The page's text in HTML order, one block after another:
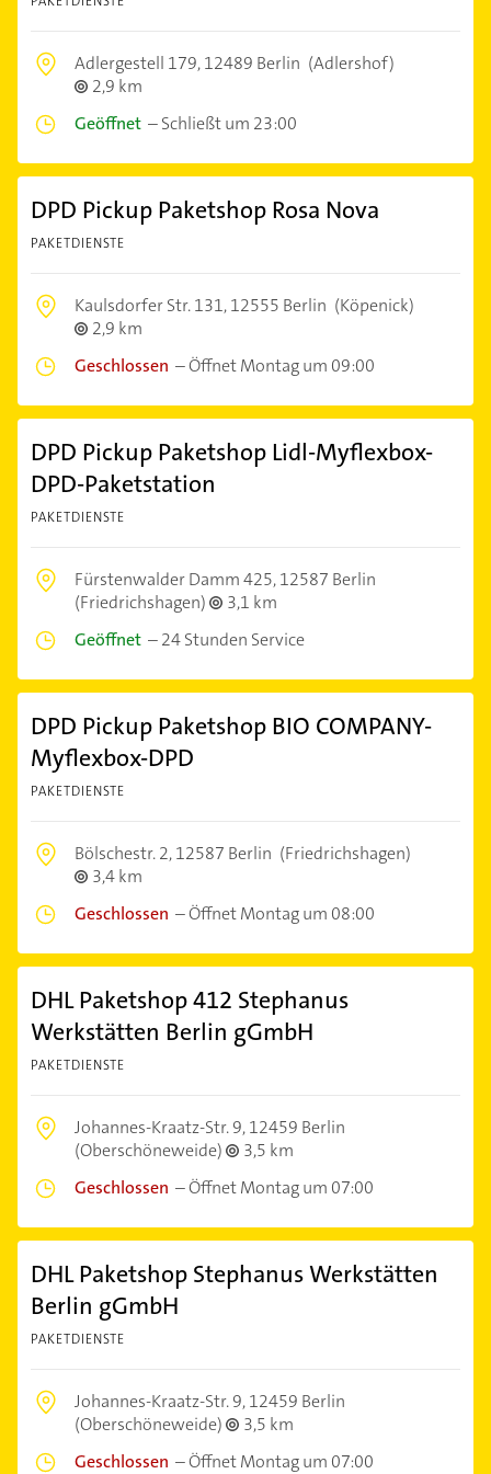
Adlergestell 179,12489 Berlin (Adlershof)
2,9 km
Geöffnet –Schließt um 23:00
DPD Pickup Paketshop Rosa Nova
PAKETDIENSTE
Kaulsdorfer Str. 131,12555 Berlin (Köpenick)
2,9 km
Geschlossen –Öffnet Montag um 09:00
DPD Pickup Paketshop Lidl-Myflexbox-
DPD-Paketstation
PAKETDIENSTE
Fürstenwalder Damm 425,12587 Berlin
(Friedrichshagen)
3,1 km
Geöffnet –24 Stunden Service
DPD Pickup Paketshop BIO COMPANY-
Myflexbox-DPD
PAKETDIENSTE
Bölschestr. 2,12587 Berlin (Friedrichshagen)
3,4 km
Geschlossen –Öffnet Montag um 08:00
DHL Paketshop 412 Stephanus
Werkstätten Berlin gGmbH
PAKETDIENSTE
Johannes-Kraatz-Str. 9,12459 Berlin
(Oberschöneweide)
3,5 km
Geschlossen –Öffnet Montag um 07:00
DHL Paketshop Stephanus Werkstätten
Berlin gGmbH
PAKETDIENSTE
Johannes-Kraatz-Str. 9,12459 Berlin
(Oberschöneweide)
3,5 km
Geschlossen –Öffnet Montag um 07:00